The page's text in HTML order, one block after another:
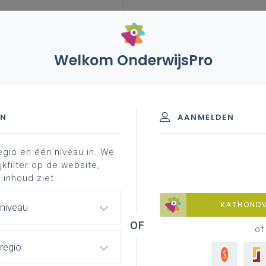
uitwerking
bezinning voor leerlingen
materialen advent en Kerstmis
Welkom OnderwijsPro
AANMELDEN
of
en één niveau in. We
op de website,
ziet.